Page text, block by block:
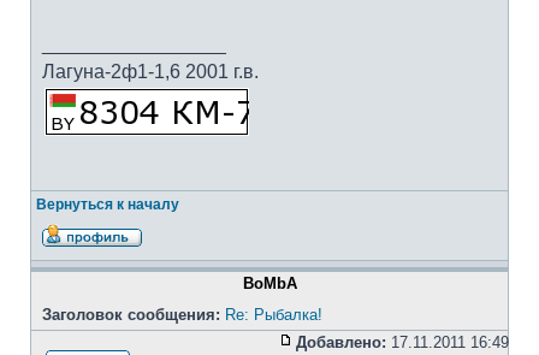
Лагуна-2ф1-1,6 2001 г.в.
Вернуться к началу
BoMbA
Заголовок сообщения: Re: Рыбалка!
Добавлено: 17.11.2011 16:49